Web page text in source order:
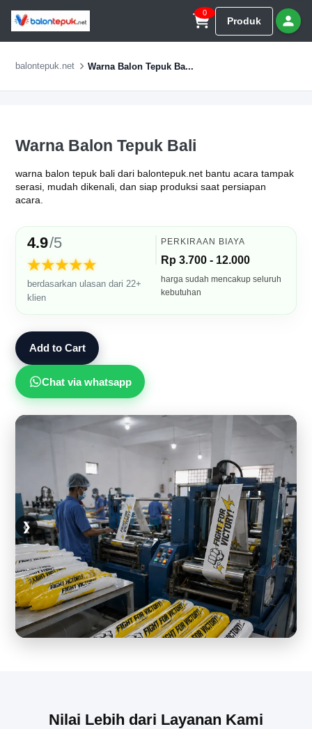
0
Produk
balontepuk.net Warna Balon Tepuk Ba...
Warna Balon Tepuk Bali
warna balon tepuk bali dari balontepuk.net bantu acara tampak
serasi, mudah dikenali, dan siap produksi saat persiapan
acara.
4.9/5
★★★★★
berdasarkan ulasan dari 22+
klien
PERKIRAAN BIAYA
Rp 3.700 - 12.000
harga sudah mencakup seluruh
kebutuhan
Add to Cart
Chat via whatsapp
❮
❯
Nilai Lebih dari Layanan Kami